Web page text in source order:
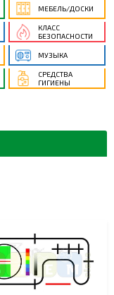
МЕБЕЛЬ/ДОСКИ
КЛАСС
БЕЗОПАСНОСТИ
МУЗЫКА
СРЕДСТВА
ГИГИЕНЫ